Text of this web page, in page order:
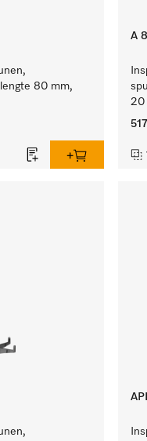
80 mm,
A
20